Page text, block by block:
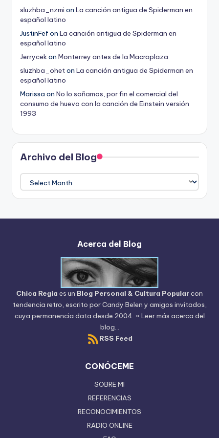
sluzhba_nzmi on La canción antigua de Spiderman en
español latino
JustinFef on La canción antigua de Spiderman en
español latino
Jerrycekon Monterrey antes de la Macroplaza
sluzhba_oheton La canción antigua de Spiderman en
español latino
Marissa on No lo soñamos, por fin el comercial del
consumo de huevo con la canción de Einstein versión
1993
Archivo del Blog
Archivo
del
Blog
Acerca del Blog
Chica Regia es un Blog Personal & Cultura Popularcon
tendencia retro, escrito porCandy Belen y amigos invitados,
cuya permanencia data desde 2004. » Leer más acerca del
blog...
RSS Feed
CONÓCEME
SOBRE MI
REFERENCIAS
RECONOCIMIENTOS
RADIO ONLINE